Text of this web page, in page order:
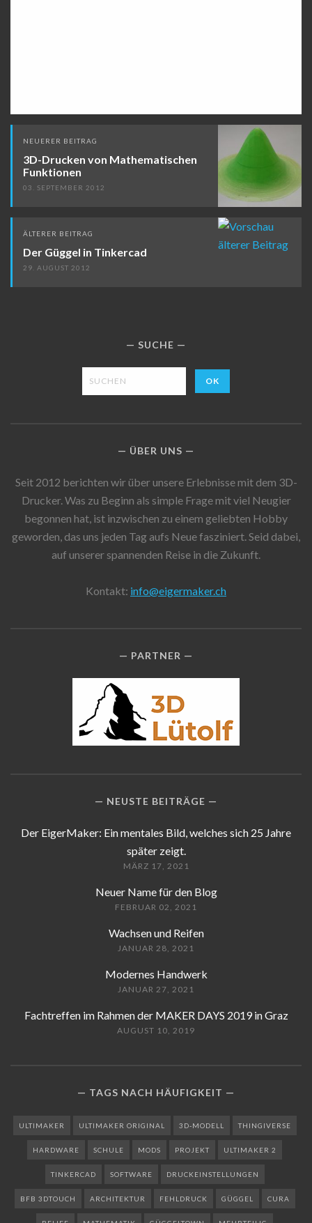
Beitragsnavigation
NEUERER BEITRAG
3D-Drucken von Mathematischen
Funktionen
03. SEPTEMBER 2012
ÄLTERER BEITRAG
Der Güggel in Tinkercad
29. AUGUST 2012
SUCHE
ÜBER UNS
Seit 2012 berichten wir über unsere Erlebnisse mit dem 3D-
Drucker. Was zu Beginn als simple Frage mit viel Neugier
begonnen hat, ist inzwischen zu einem geliebten Hobby
geworden, das uns jeden Tag aufs Neue fasziniert. Seid dabei,
auf unserer spannenden Reise in die Zukunft.
Kontakt: info@eigermaker.ch
PARTNER
NEUSTE BEITRÄGE
Der EigerMaker: Ein mentales Bild, welches sich 25 Jahre
später zeigt.
MÄRZ 17, 2021
Neuer Name für den Blog
FEBRUAR 02, 2021
Wachsen und Reifen
JANUAR 28, 2021
Modernes Handwerk
JANUAR 27, 2021
Fachtreffen im Rahmen der MAKER DAYS 2019 in Graz
AUGUST 10, 2019
TAGS NACH HÄUFIGKEIT
ULTIMAKER ULTIMAKER ORIGINAL 3D-MODELL THINGIVERSE
HARDWARE SCHULE MODS PROJEKT ULTIMAKER 2
TINKERCAD SOFTWARE DRUCKEINSTELLUNGEN
BFB 3DTOUCH ARCHITEKTUR FEHLDRUCK GÜGGEL CURA